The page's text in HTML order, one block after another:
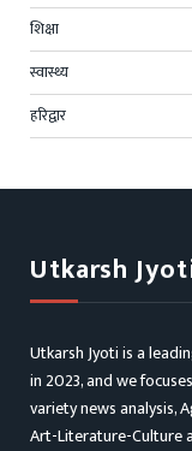
शिक्षा
स्वास्थ्य
हरिद्वार
Utkarsh
Utkarsh Jyoti is a
in 2023, and we
variety news analysis,
Art-Literature-Culture